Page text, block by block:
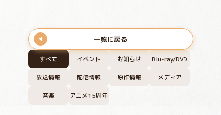
すべて イベント お知らせ Blu-ray/DVD
放送情報 配信情報 原作情報 メディア
音楽 アニメ15周年
一覧に戻る